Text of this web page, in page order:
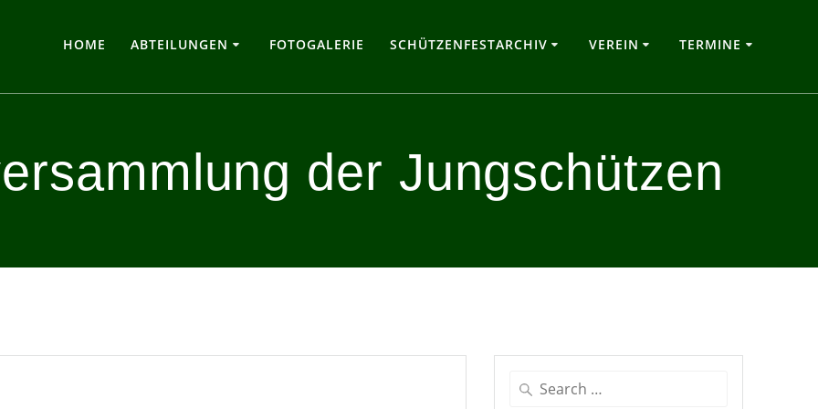
HOME ABTEILUNGEN FOTOGALERIE SCHÜTZENFESTARCHIV VEREIN TERMINE
der Jungschützen
Search